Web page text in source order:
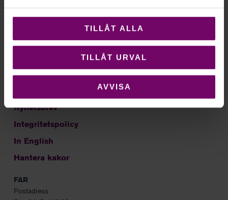
TILLÅT ALLA
TILLÅT URVAL
AVVISA
Sök
Kontakt
Nyhetsbrev
Integritetspolicy
In English
Hantera kakor
FAR
Postadress